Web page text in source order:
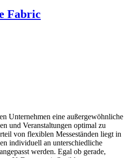
Fabric
Unternehmen eine außergewöhnliche
und Veranstaltungen optimal zu
von flexiblen Messeständen liegt in
individuell an unterschiedliche
werden. Egal ob gerade,